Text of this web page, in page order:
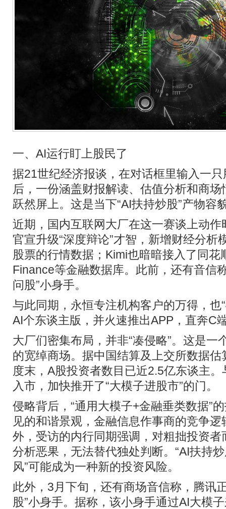
一、AI运行盯上股民了
据21世纪经济报谈，在对话框里输入一
后，一份涵盖财报解读、估值分析和商
跃然屏上。这是当下“AI扶持炒股”产物容
近期，国内互联网大厂在这一赛谈上动
官宣升级“深度辩论”才智，新增财经分析
股票的行情数据；Kimi也暗暗接入了同花
Finance等金融数据库。此前，还有音信
问股”小身手。
与此同期，永恒专注机构客户的万得，也
AI个东谈主版，并火速推出APP，直奔C
大厂们密集布局，并非“凑侵略”。这是一
的宽绰商场。据中国结算及上交所数据
度末，A股投资者数目已近2.5亿东谈主
入市，加快推开了“大模子进股市”的门。
侵略背后，“通用大模子+金融垂类数据”
见的和谐景观，金融信息作事商的竞争
外，受访的内行同期强调，对粗拙投资
分析恶果，无法替代独处判断。“AI扶持
风”可能成为一种新的投资风险。
此外，3月下旬，还有商场音信称，腾讯
股”小身手。据称，该小身手通过AI大模